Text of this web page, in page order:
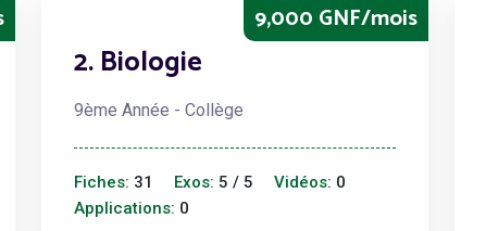
9,000 GNF/mois
2. Biologie
9ème Année - Collège
Fiches: 31 Exos: 5 / 5 Vidéos: 0
Applications: 0